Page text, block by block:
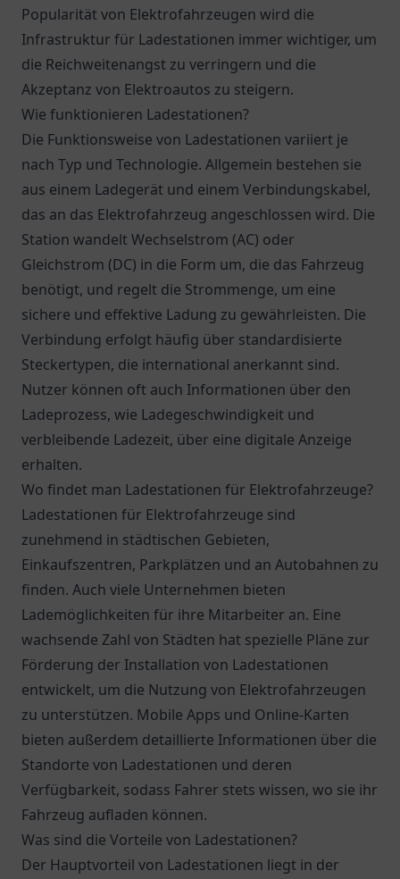
Popularität von Elektrofahrzeugen wird die
Infrastruktur für Ladestationen immer wichtiger, um
die Reichweitenangst zu verringern und die
Akzeptanz von Elektroautos zu steigern.
Wie funktionieren Ladestationen?
Die Funktionsweise von Ladestationen variiert je
nach Typ und Technologie. Allgemein bestehen sie
aus einem Ladegerät und einem Verbindungskabel,
das an das Elektrofahrzeug angeschlossen wird. Die
Station wandelt Wechselstrom (AC) oder
Gleichstrom (DC) in die Form um, die das Fahrzeug
benötigt, und regelt die Strommenge, um eine
sichere und effektive Ladung zu gewährleisten. Die
Verbindung erfolgt häufig über standardisierte
Steckertypen, die international anerkannt sind.
Nutzer können oft auch Informationen über den
Ladeprozess, wie Ladegeschwindigkeit und
verbleibende Ladezeit, über eine digitale Anzeige
erhalten.
Wo findet man Ladestationen für Elektrofahrzeuge?
Ladestationen für Elektrofahrzeuge sind
zunehmend in städtischen Gebieten,
Einkaufszentren, Parkplätzen und an Autobahnen zu
finden. Auch viele Unternehmen bieten
Lademöglichkeiten für ihre Mitarbeiter an. Eine
wachsende Zahl von Städten hat spezielle Pläne zur
Förderung der Installation von Ladestationen
entwickelt, um die Nutzung von Elektrofahrzeugen
zu unterstützen. Mobile Apps und Online-Karten
bieten außerdem detaillierte Informationen über die
Standorte von Ladestationen und deren
Verfügbarkeit, sodass Fahrer stets wissen, wo sie ihr
Fahrzeug aufladen können.
Was sind die Vorteile von Ladestationen?
Der Hauptvorteil von Ladestationen liegt in der